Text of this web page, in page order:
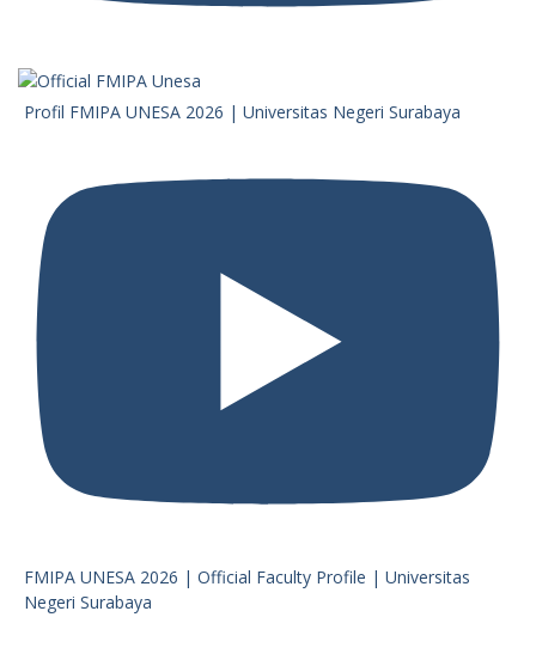
Profil FMIPA UNESA 2026 | Universitas Negeri Surabaya
FMIPA UNESA 2026 | Official Faculty Profile | Universitas
Negeri Surabaya